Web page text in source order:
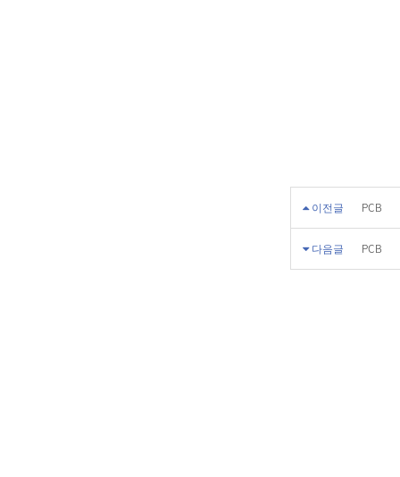
이전글 PCB
다음글 PCB